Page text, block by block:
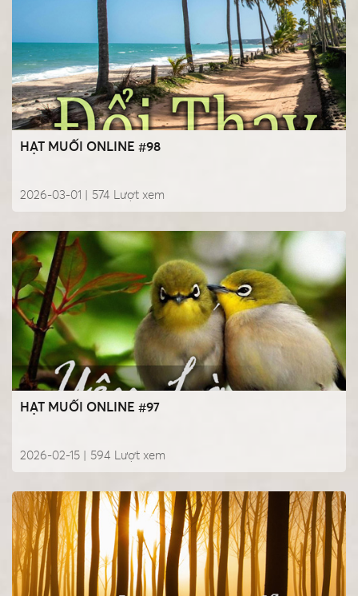
HẠT MUỐI ONLINE #98
2026-03-01 | Lượt xem
574
HẠT MUỐI ONLINE #97
2026-02-15 | Lượt xem
594